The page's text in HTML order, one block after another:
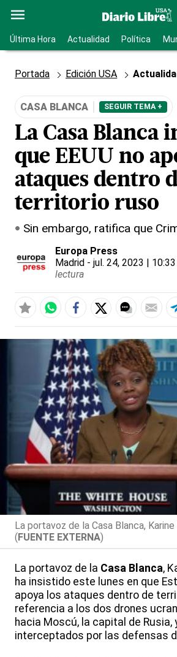
Última Hora Actualidad Política
Portada Edición USA
CASA BLANCA SEGUIR TEMA +
La Casa Blanca
que EEUU no
ataques dentro
territorio ruso
Sin embargo, ratifica que
Europa Press
Madrid - jul. 24, 2023 | 10:33
lectura
La portavoz de la Casa Blanca,
(FUENTE EXTERNA)
La portavoz de la Casa Blanca,
ha insistido este lunes en que
apoya los ataques dentro de
referencia a los dos drones
hacia Moscú, la capital de Rusia,
interceptados por las defensas